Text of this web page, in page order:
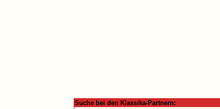
Suche bei den Klassika-Partnern: